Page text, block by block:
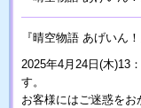
『晴空物語 あげいん
2025年4月24日(木)13
す。
お客様にはご迷惑を